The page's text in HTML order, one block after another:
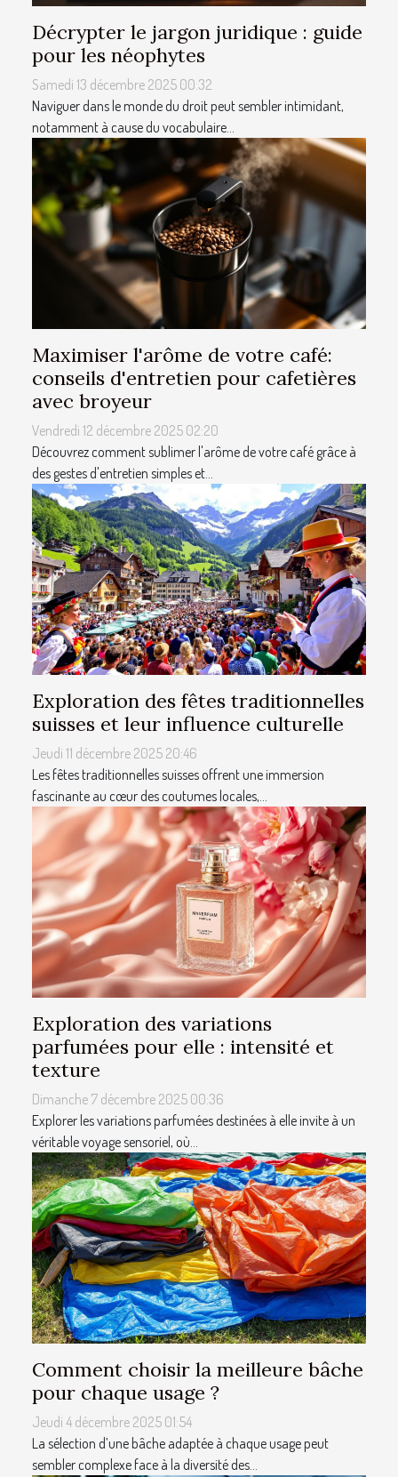
Décrypter le jargon juridique : guide
pour les néophytes
Samedi 13 décembre 2025 00:32
Naviguer dans le monde du droit peut sembler intimidant,
notamment à cause du vocabulaire...
Maximiser l'arôme de votre café:
conseils d'entretien pour cafetières
avec broyeur
Vendredi 12 décembre 2025 02:20
Découvrez comment sublimer l'arôme de votre café grâce à
des gestes d'entretien simples et...
Exploration des fêtes traditionnelles
suisses et leur influence culturelle
Jeudi 11 décembre 2025 20:46
Les fêtes traditionnelles suisses offrent une immersion
fascinante au cœur des coutumes locales,...
Exploration des variations
parfumées pour elle : intensité et
texture
Dimanche 7 décembre 2025 00:36
Explorer les variations parfumées destinées à elle invite à un
véritable voyage sensoriel, où...
Comment choisir la meilleure bâche
pour chaque usage ?
Jeudi 4 décembre 2025 01:54
La sélection d’une bâche adaptée à chaque usage peut
sembler complexe face à la diversité des...